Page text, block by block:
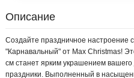
Описание
Создайте праздничное настроение
"Карнавальный" от Max Christmas!
см станет ярким украшением
праздники. Выполненный в